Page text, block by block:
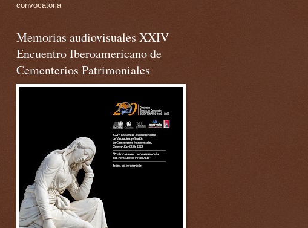
convocatoria
Memorias audiovisuales XXIV
Encuentro Iberoamericano de
Cementerios Patrimoniales